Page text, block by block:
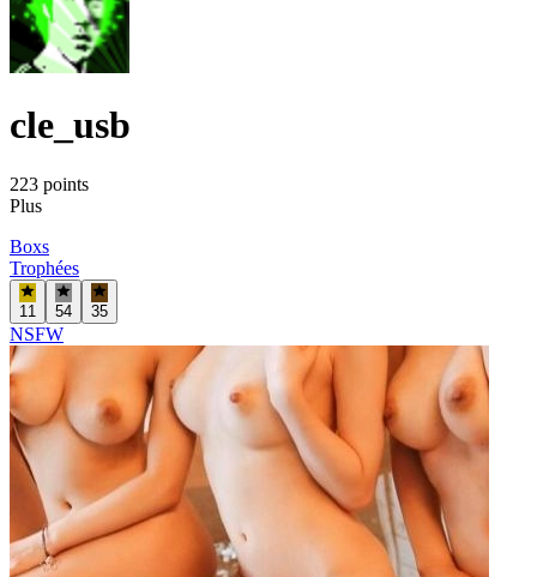
cle_usb
223 points
Plus
Boxs
Trophées
11 54 35
NSFW